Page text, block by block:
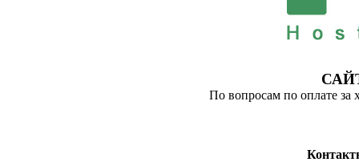
По вопросам по оплате за